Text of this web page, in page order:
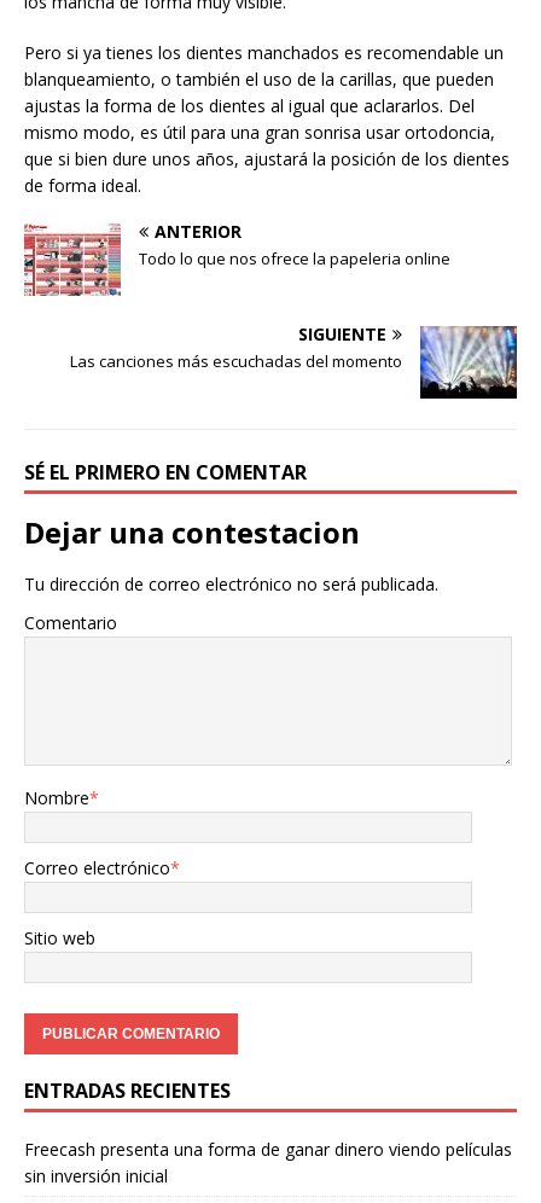
Pero si ya tienes los dientes manchados es recomendable un
blanqueamiento, o también el uso de la carillas, que pueden
ajustas la forma de los dientes al igual que aclararlos. Del
mismo modo, es útil para una gran sonrisa usar ortodoncia,
que si bien dure unos años, ajustará la posición de los dientes
de forma ideal.
ANTERIOR
Todo lo que nos ofrece la papeleria online
SIGUIENTE
Las canciones más escuchadas del momento
SÉ EL PRIMERO EN COMENTAR
Dejar una contestacion
Tu dirección de correo electrónico no será publicada.
Comentario
Nombre*
Correo electrónico*
Sitio web
ENTRADAS RECIENTES
Freecash presenta una forma de ganar dinero viendo películas
sin inversión inicial